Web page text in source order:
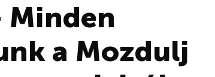
Minden
a Mozdulj